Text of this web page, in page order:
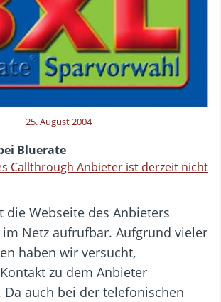
25. August 2004
Bluerate
Callthrough Anbieter ist derzeit nicht
die Webseite des Anbieters
Netz aufrufbar. Aufgrund vieler
haben wir versucht,
zu dem Anbieter
Da auch bei der telefonischen